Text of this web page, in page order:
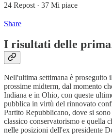
24 Repost · 37 Mi piace
Share
I risultati delle
Nell'ultima settimana è proseguito
prossime midterm, dal momento
Indiana e in Ohio, con queste
pubblica in virtù del rinnovato
Partito Repubblicano, dove si
classico conservatorismo e quella
nelle posizioni dell'ex presidente